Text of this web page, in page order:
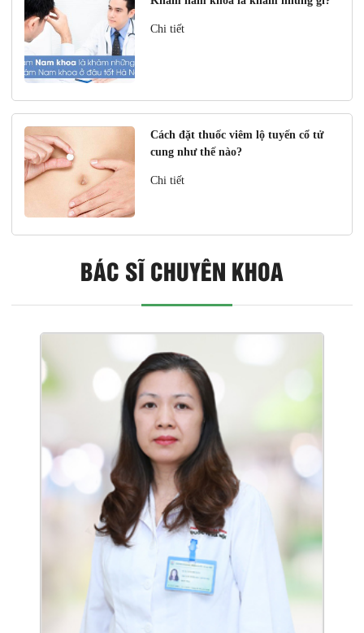
Chi tiết
Cách đặt thuốc viêm lộ tuyến cổ tử
cung như thế nào?
Chi tiết
BÁC SĨ CHUYÊN KHOA